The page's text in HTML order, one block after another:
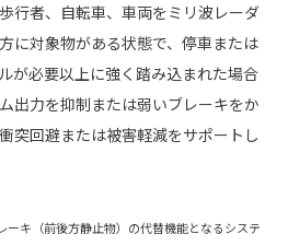
行者、自転車、車両をミリ波レーダ
に対象物がある状態で、停車または
が必要以上に強く踏み込まれた場合
出力を抑制または弱いブレーキをか
突回避または被害軽減をサポートし
キ（前後方静止物）の代替機能となるシステ